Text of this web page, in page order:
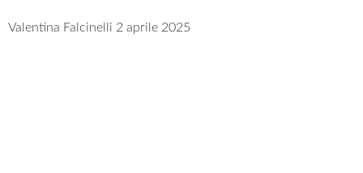
Valentina Falcinelli 2 aprile 2025